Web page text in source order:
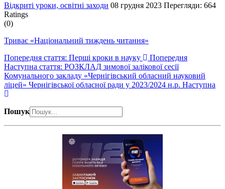
Відкриті уроки, освітні заходи 08 грудня 2023 Перегляди: 664
Ratings
(0)
Триває «Національний тиждень читання»
Попередня стаття: Перші кроки в науку
Попередня
Наступна стаття: РОЗКЛАД зимової залікової сесії
Комунального закладу «Чернігівський обласний науковий
ліцей» Чернігівської обласної ради у 2023/2024 н.р. Наступна
Пошук